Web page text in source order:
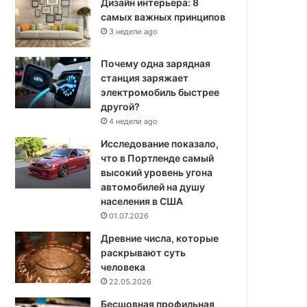
Дизайн интерьера: 8
самых важных принципов
3 недели ago
Почему одна зарядная
станция заряжает
электромобиль быстрее
другой?
4 недели ago
Исследование показало,
что в Портленде самый
высокий уровень угона
автомобилей на душу
населения в США
01.07.2026
Древние числа, которые
раскрывают суть
человека
22.05.2026
Бесшовная профильная